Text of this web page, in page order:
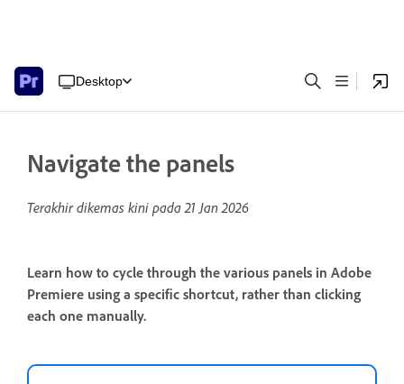
Desktop
Navigate the panels
Terakhir dikemas kini pada21 Jan 2026
Learn how to cycle through the various panels in Adobe
Premiere using a specific shortcut, rather than clicking
each one manually.